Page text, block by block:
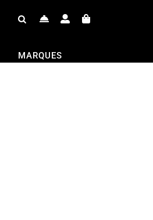
MARQUES